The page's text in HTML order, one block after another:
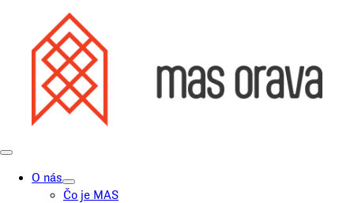
O nás
Čo je MAS